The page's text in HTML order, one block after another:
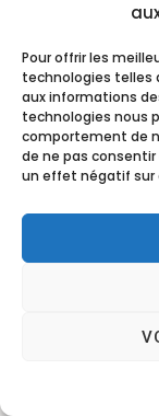
Pour offrir les
technologies telles
aux informations
technologies nous
comportement de
de ne pas
un effet négatif sur